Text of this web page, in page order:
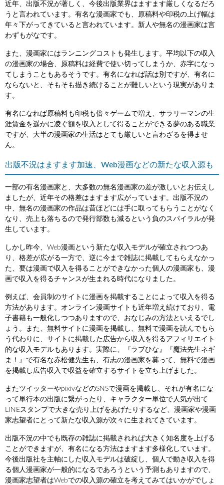
近年、出版不況が著しく、今後出版業界はますます厳しくなるだろ
うと言われています。有名な漫画家でも、原稿料や印税の上げ幅は
年々下がってきていると言われています。新人や無名の漫画家は言
わずもがなです。
また、漫画家にはランニングコストも発生します。平均以下の収入
の漫画家の場合、原稿料は経費で使い切ってしまうか、赤字になっ
てしまうこともあるそうです。有名になれば話は別ですが、有名に
ならないと、そもそも描き続けることが難しいという現実がありま
す。
有名になれば原稿料も印税も倍々ゲームで増え、サラリーマンの生
涯賃金を遥かに凌ぐ額を収入として得ることができる夢のある職業
ですが、大半の漫画家の生活はとても厳しいと言わざるを得ませ
ん。
出版不況はますます加速、Web漫画などの新たな収入源も
一部の有名漫画家と、大多数の無名漫画家の差が激しいとお伝えし
ましたが、近年その格差はますます広がっています。出版不況の
中、無名の漫画家の作品は昔ほどには手に取ってもらうことがなく
なり、売上も落ちるので発行部数も減るという負のスパイラルが発
生しています。
しかし昨今、Web漫画という新たな収入モデルが確立されつつあ
り、格差が広がる一方で、逆に今まで雑誌に掲載してもらえなかっ
た、要は漫画で収入を得ることができなかった個人の漫画家も、漫
画で収入を得るチャンスが生まれる時代になりました。
例えば、会員制のサイトに漫画を掲載することによって収入を得る
方法があります。オンライン漫画サイトも近年増え続けており、電
子書籍も一般化しつつありますので、おなじみの方法といえるでし
ょう。また、無料サイトに漫画を掲載し、無料で漫画を読んでもら
う代わりに、サイトに掲載した広告から収入を得るアフィリエイト
的な収入モデルもあります。実際に、『ラブひな』『魔法先生ネギ
ま！』で有名な赤松健先生も、有志の漫画家を募って、無料で漫画
を掲載し広告収入で収益を確立するサイトを立ち上げました。
またツイッターやpixivなどのSNSで漫画を掲載し、それが有名にな
って単行本の出版に繋がったり、キャラクター単位で人気が出て
LINEスタンプで大きな売り上げをあげたりするなど、漫画家や漫画
家志望者にとって新たな収入源が次々に生まれてきています。
出版不況の中でも既存の雑誌に掲載されれば大きく知名度を上げる
ことができますが、有名になる方法はますます多様化しています。
今後出版社を主軸にした収入モデルは破綻し、個人で動き収入を得
る個人漫画家が一般的になるであろうという予測もありますので、
漫画家志望者はWebでの収入源の確立を考えてみてはいかがでしょ